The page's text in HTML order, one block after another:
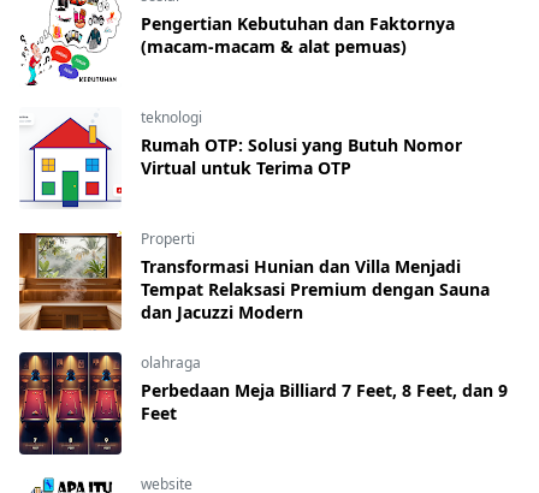
Pengertian Kebutuhan dan Faktornya
(macam-macam & alat pemuas)
teknologi
Rumah OTP: Solusi yang Butuh Nomor
Virtual untuk Terima OTP
Properti
Transformasi Hunian dan Villa Menjadi
Tempat Relaksasi Premium dengan Sauna
dan Jacuzzi Modern
olahraga
Perbedaan Meja Billiard 7 Feet, 8 Feet, dan 9
Feet
website